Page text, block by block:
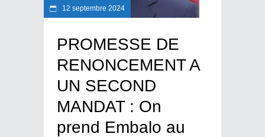
12 septembre 2024
PROMESSE DE
RENONCEMENT A
UN SECOND
MANDAT : On
prend Embalo au